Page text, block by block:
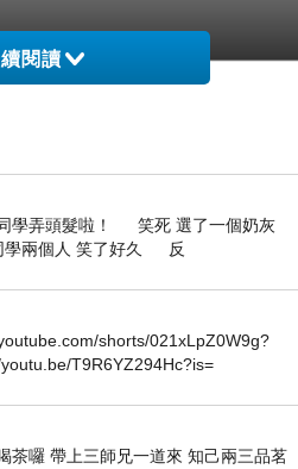
網慢慢挑選，不用等店家開
adidas】STAN SMITH CF
鞋-銀灰)的推薦開箱文及心
閱讀
學弄頭髮啦！ 笑死 選了一個奶灰
兩個人 笑了好久 反
shorts/021xLpZ0W9g?
T9R6YZ294Hc?is=
茶囉 帶上三師兄一道來 知己兩三品茗